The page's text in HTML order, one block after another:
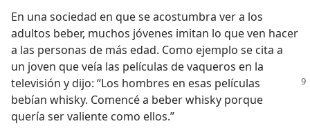
En una sociedad en que se acostumbra ver a los
adultos beber, muchos jóvenes imitan lo que ven hacer
a las personas de más edad. Como ejemplo se cita a
un joven que veía las películas de vaqueros en la
televisión y dijo: “Los hombres en esas películas
bebían whisky. Comencé a beber whisky porque
quería ser valiente como ellos.”